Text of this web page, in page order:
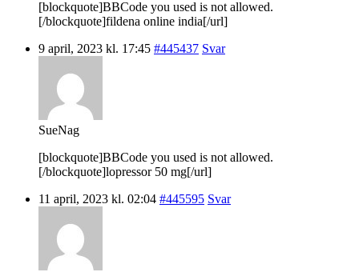
[blockquote]BBCode you used is not allowed.
[/blockquote]fildena online india[/url]
9 april, 2023 kl. 17:45 #445437 Svar
SueNag
[blockquote]BBCode you used is not allowed.
[/blockquote]lopressor 50 mg[/url]
11 april, 2023 kl. 02:04 #445595 Svar